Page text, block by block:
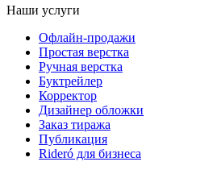
Наши услуги
Офлайн-продажи
Простая верстка
Ручная верстка
Буктрейлер
Корректор
Дизайнер обложки
Заказ тиража
Публикация
Rideró для бизнеса